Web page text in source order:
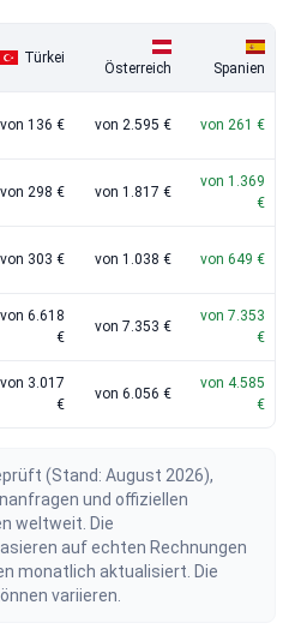
Türkei
Österreich Spanien
von 136 € von 2.595 € von 261 €
von 298 € von 1.817 €
von 1.369
€
von 303 € von 1.038 € von 649 €
von 6.618
€
von 7.353 €
von 7.353
€
von 3.017
€
von 6.056 €
von 4.585
€
(Stand: August 2026),
und offiziellen
weltweit. Die
auf echten Rechnungen
monatlich aktualisiert. Die
variieren.